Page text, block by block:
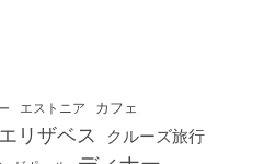
エストニア カフェ
リザベス
クルーズ旅行